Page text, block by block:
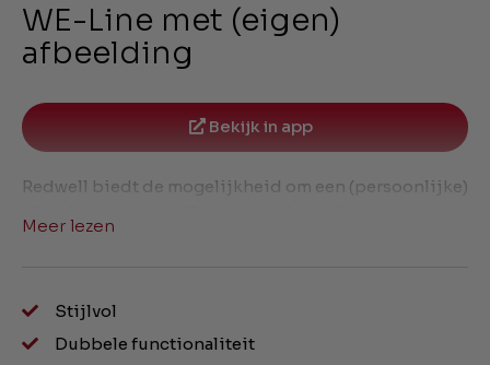
WE-Line met (eigen)
afbeelding
Bekijk in app
Redwell biedt de mogelijkheid om een (persoonlijke)
printen. Hiermee kunt u het infrarood paneel een
Meer lezen
Stijlvol
Dubbele functionaliteit